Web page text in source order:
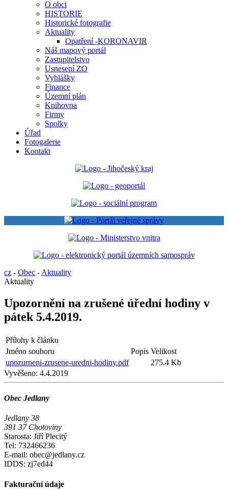
O obci
HISTORIE
Historické fotografie
Aktuality
Opatření -KORONAVIR
Náš mapový portál
Zastupitelstvo
Usnesení ZO
Vyhlášky
Finance
Územní plán
Knihovna
Firmy
Spolky
Úřad
Fotogalerie
Kontakt
cz - Obec - Aktuality
Aktuality
Upozornění na zrušené úřední hodiny v
pátek 5.4.2019.
Přílohy k článku
Jméno souboru
Popis Velikost
upozurneni-zrusene-uredni-hodiny.pdf
275.4 Kb
Vyvěšeno: 4.4.2019
Obec Jedlany
Jedlany 38
391 37 Chotoviny
Starosta: Jiří Plecitý
Tel: 732466236
E-mail: obec@jedlany.cz
IDDS: zj7ed44
Fakturační údaje